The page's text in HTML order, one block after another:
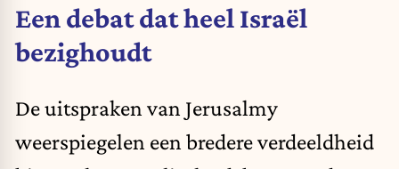
Een debat dat heel Israël
bezighoudt
De uitspraken van Jerusalmy
weerspiegelen een bredere verdeeldheid